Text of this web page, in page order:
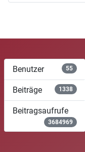
Benutzer 55
Beiträge 1338
Beitragsaufrufe
3684969